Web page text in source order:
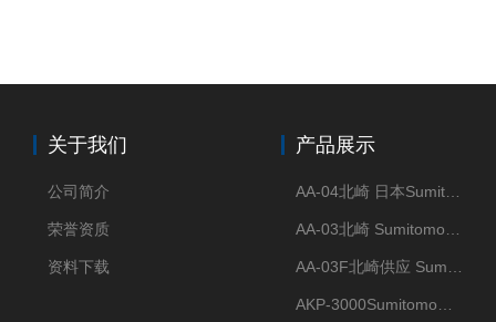
关于我们
公司简介
荣誉资质
资料下载
产品展示